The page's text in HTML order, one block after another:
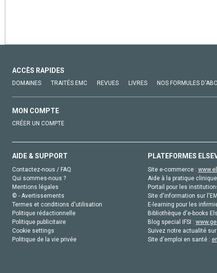
ACCÈS RAPIDES
DOMAINES TRAITÉS EMC REVUES LIVRES NOS FORMULES
MON COMPTE
CRÉER UN COMPTE
AIDE & SUPPORT
Contactez-nous / FAQ
Qui sommes-nous ?
Mentions légales
© - Avertissements
Termes et conditions d'utilisation
Politique rédactionnelle
Politique publicitaire
Cookie settings
Politique de la vie privée
PLATEFORMES
Site e-commerce :
Aide à la pratique
Portail pour les
Site d'information sur
E-learning pour les
Bibliothèque d'e-books
Blog special IFSI :
Suivez notre actualité
Site d'emploi en santé :